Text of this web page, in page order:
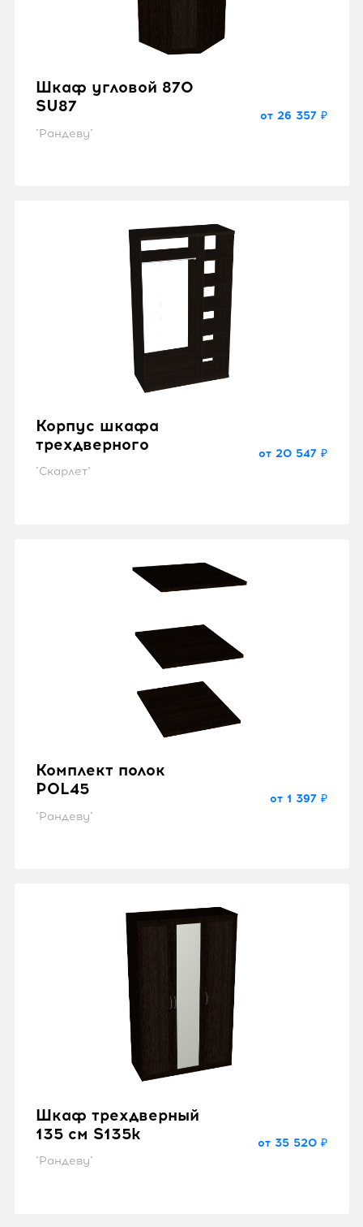
Шкаф угловой 870
SU87
"Рандеву"
от 26 357 ₽
Корпус шкафа
трехдверного
"Скарлет"
от 20 547 ₽
Комплект полок
POL45
"Рандеву"
от 1 397 ₽
Шкаф трехдверный
135 см S135k
"Рандеву"
от 35 520 ₽